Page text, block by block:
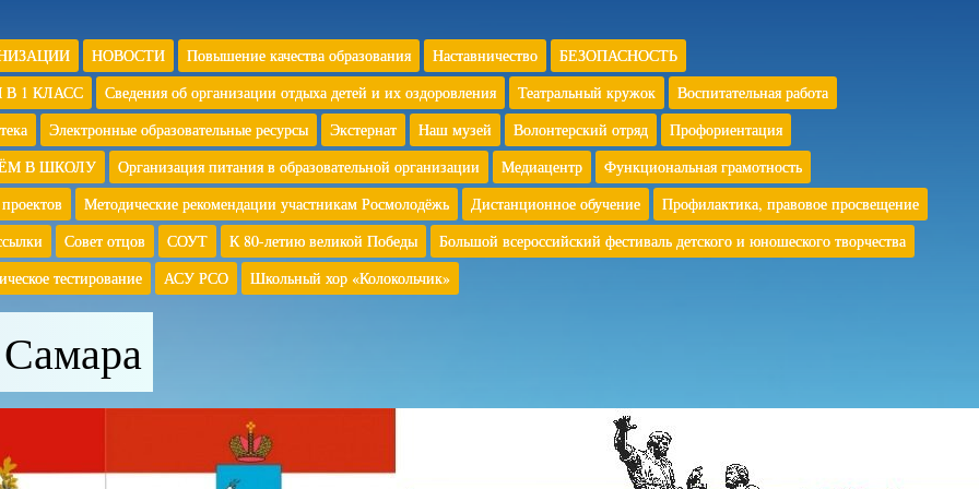
НОВОСТИ Повышение качества образования Наставничество
БЕЗОПАСНОСТЬ
1 КЛАСС Сведения об организации отдыха детей и их оздоровления Театральный кружок
Воспитательная работа
Электронные образовательные ресурсы Экстернат Наш музей Волонтерский отряд
Профориентация
В ШКОЛУ Организация питания в образовательной организации Медиацентр
Функциональная грамотность
Методические рекомендации участникам Росмолодёжь Дистанционное обучение
Профилактика, правовое просвещение
Совет отцов СОУТ К 80-летию великой Победы
Большой всероссийский фестиваль детского и юношеского творчества
тестирование АСУ РСО Школьный хор «Колокольчик»